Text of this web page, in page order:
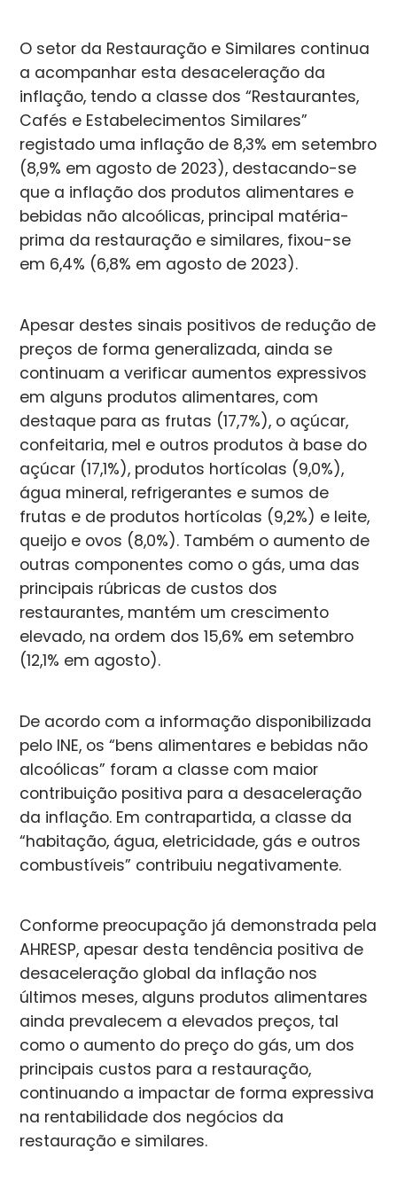
O setor da Restauração e Similares continua
a acompanhar esta desaceleração da
inflação, tendo a classe dos “Restaurantes,
Cafés e Estabelecimentos Similares”
registado uma inflação de 8,3% em setembro
(8,9% em agosto de 2023), destacando-se
que a inflação dos produtos alimentares e
bebidas não alcoólicas, principal matéria-
prima da restauração e similares, fixou-se
em 6,4% (6,8% em agosto de 2023).
Apesar destes sinais positivos de redução de
preços de forma generalizada, ainda se
continuam a verificar aumentos expressivos
em alguns produtos alimentares, com
destaque para as frutas (17,7%), o açúcar,
confeitaria, mel e outros produtos à base do
açúcar (17,1%), produtos hortícolas (9,0%),
água mineral, refrigerantes e sumos de
frutas e de produtos hortícolas (9,2%) e leite,
queijo e ovos (8,0%). Também o aumento de
outras componentes como o gás, uma das
principais rúbricas de custos dos
restaurantes, mantém um crescimento
elevado, na ordem dos 15,6% em setembro
(12,1% em agosto).
De acordo com a informação disponibilizada
pelo INE, os “bens alimentares e bebidas não
alcoólicas” foram a classe com maior
contribuição positiva para a desaceleração
da inflação. Em contrapartida, a classe da
“habitação, água, eletricidade, gás e outros
combustíveis” contribuiu negativamente.
Conforme preocupação já demonstrada pela
AHRESP, apesar desta tendência positiva de
desaceleração global da inflação nos
últimos meses, alguns produtos alimentares
ainda prevalecem a elevados preços, tal
como o aumento do preço do gás, um dos
principais custos para a restauração,
continuando a impactar de forma expressiva
na rentabilidade dos negócios da
restauração e similares.